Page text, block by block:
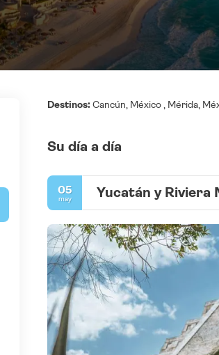
Destinos:Cancún, México , Mérida,
Su día a día
05
may Yucatán y Riviera